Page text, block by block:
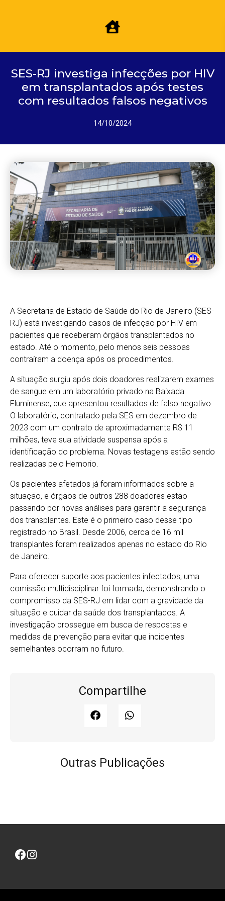
SES-RJ investiga infecções por HIV
em transplantados após testes
com resultados falsos negativos
14/10/2024
A Secretaria de Estado de Saúde do Rio de Janeiro (SES-
RJ) está investigando casos de infecção por HIV em
pacientes que receberam órgãos transplantados no
estado. Até o momento, pelo menos seis pessoas
contraíram a doença após os procedimentos.
A situação surgiu após dois doadores realizarem exames
de sangue em um laboratório privado na Baixada
Fluminense, que apresentou resultados de falso negativo.
O laboratório, contratado pela SES em dezembro de
2023 com um contrato de aproximadamente R$ 11
milhões, teve sua atividade suspensa após a
identificação do problema. Novas testagens estão sendo
realizadas pelo Hemorio.
Os pacientes afetados já foram informados sobre a
situação, e órgãos de outros 288 doadores estão
passando por novas análises para garantir a segurança
dos transplantes. Este é o primeiro caso desse tipo
registrado no Brasil. Desde 2006, cerca de 16 mil
transplantes foram realizados apenas no estado do Rio
de Janeiro.
Para oferecer suporte aos pacientes infectados, uma
comissão multidisciplinar foi formada, demonstrando o
compromisso da SES-RJ em lidar com a gravidade da
situação e cuidar da saúde dos transplantados. A
investigação prossegue em busca de respostas e
medidas de prevenção para evitar que incidentes
semelhantes ocorram no futuro.
Compartilhe
Outras Publicações